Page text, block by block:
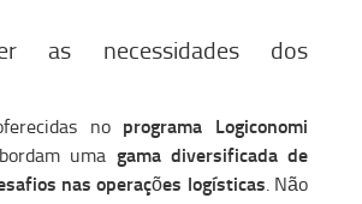
as necessidades dos
no programa Logiconomi
uma gama diversificada de
nas operações logísticas. Não